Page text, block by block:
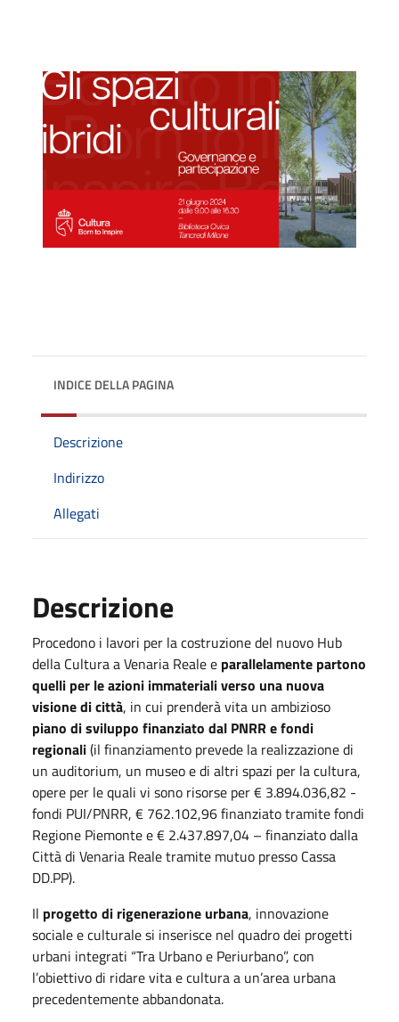
INDICE DELLA PAGINA
Descrizione
Indirizzo
Allegati
Descrizione
Procedono i lavori per la costruzione del nuovo Hub
della Cultura a Venaria Reale e parallelamente partono
quelli per le azioni immateriali verso una nuova
visione di città, in cui prenderà vita un ambizioso
piano di sviluppo finanziato dal PNRR e fondi
regionali(il finanziamento prevede la realizzazione di
un auditorium, un museo e di altri spazi per la cultura,
opere per le quali vi sono risorse per € 3.894.036,82 -
fondi PUI/PNRR, € 762.102,96 finanziato tramite fondi
Regione Piemonte e € 2.437.897,04 – finanziato dalla
Città di Venaria Reale tramite mutuo presso Cassa
DD.PP).
Il progetto di rigenerazione urbana, innovazione
sociale e culturale si inserisce nel quadro dei progetti
urbani integrati “Tra Urbano e Periurbano”, con
l’obiettivo di ridare vita e cultura a un’area urbana
precedentemente abbandonata.